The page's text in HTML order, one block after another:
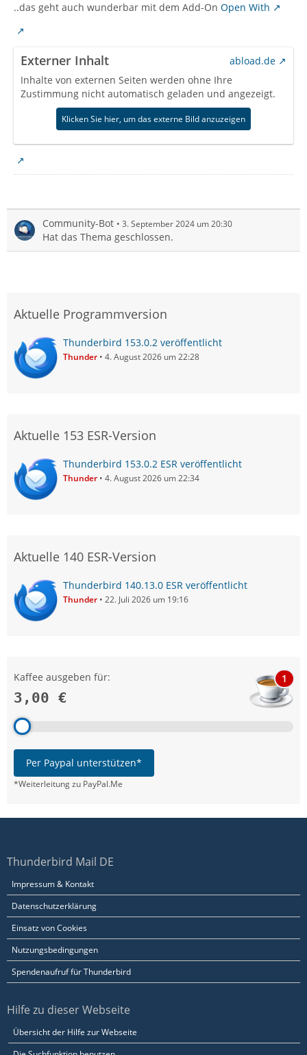
..das geht auch wunderbar mit dem Add-On Open With
Externer Inhalt
abload.de
Inhalte von externen Seiten werden ohne Ihre
Zustimmung nicht automatisch geladen und angezeigt.
Klicken Sie hier, um das externe Bild anzuzeigen
Community-Bot 3. September 2024 um 20:30
Hat das Thema geschlossen.
Aktuelle Programmversion
Thunderbird 153.0.2 veröffentlicht
Thunder 4. August 2026 um 22:28
Aktuelle 153 ESR-Version
Thunderbird 153.0.2 ESR veröffentlicht
Thunder 4. August 2026 um 22:34
Aktuelle 140 ESR-Version
Thunderbird 140.13.0 ESR veröffentlicht
Thunder 22. Juli 2026 um 19:16
Kaffee ausgeben für:
3,00 €
1
Per Paypal unterstützen*
*Weiterleitung zu PayPal.Me
Thunderbird Mail DE
Impressum & Kontakt
Datenschutzerklärung
Einsatz von Cookies
Nutzungsbedingungen
Spendenaufruf für Thunderbird
Hilfe zu dieser Webseite
Übersicht der Hilfe zur Webseite